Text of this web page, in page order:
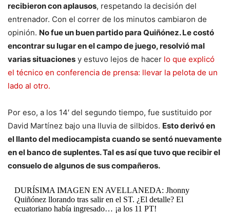
recibieron con aplausos, respetando la decisión del
entrenador. Con el correr de los minutos cambiaron de
opinión. No fue un buen partido para Quiñónez. Le costó
encontrar su lugar en el campo de juego, resolvió mal
varias situaciones y estuvo lejos de hacer lo que explicó
el técnico en conferencia de prensa: llevar la pelota de un
lado al otro.
Por eso, a los 14′ del segundo tiempo, fue sustituido por
David Martínez bajo una lluvia de silbidos. Esto derivó en
el llanto del mediocampista cuando se sentó nuevamente
en el banco de suplentes. Tal es así que tuvo que recibir el
consuelo de algunos de sus compañeros.
DURÍSIMA IMAGEN EN AVELLANEDA: Jhonny
Quiñónez llorando tras salir en el ST. ¿El detalle? El
ecuatoriano había ingresado… ¡a los 11 PT!